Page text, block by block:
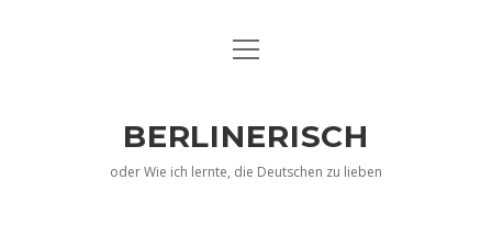
EN
Menü
BERLINERISCH
oder Wie ich lernte, die Deutschen zu lieben